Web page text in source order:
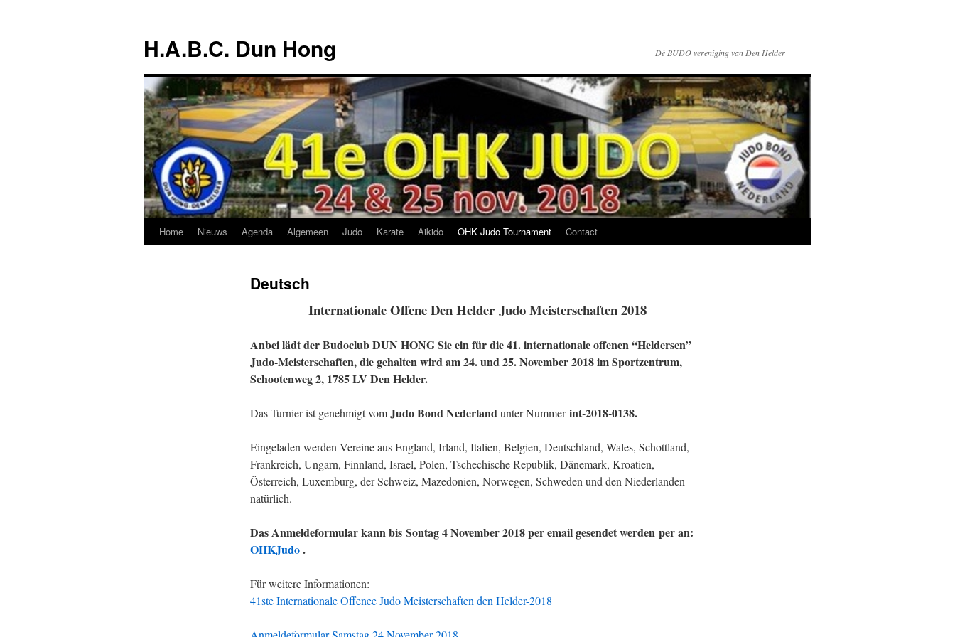
de
inhoud
H.A.B.C. Dun Hong Dé BUDO vereniging van Den Helder
Home Nieuws Agenda Algemeen Judo Karate Aikido OHK Judo Tournament Contact
Deutsch
Internationale Offene Den Helder Judo Meisterschaften 2018
Anbei lädt der Budoclub DUN HONG Sie ein für die 41. internationale offenen “Heldersen”
Judo-Meisterschaften, die gehalten wird am 24. und 25. November 2018 im Sportzentrum,
Schootenweg 2, 1785 LV Den Helder.
Das Turnier ist genehmigt vomJudo Bond Nederlandunter Nummerint-2018-0138.
Eingeladen werden Vereine aus England, Irland, Italien, Belgien, Deutschland, Wales, Schottland,
Frankreich, Ungarn, Finnland, Israel, Polen, Tschechische Republik, Dänemark, Kroatien,
Österreich, Luxemburg, der Schweiz, Mazedonien, Norwegen, Schweden und den Niederlanden
natürlich.
Das Anmeldeformular kann bis Sontag 4 November 2018 per email gesendet werden per an:
OHKJudo.
Für weitere Informationen:
41ste Internationale Offenee Judo Meisterschaften den Helder-2018